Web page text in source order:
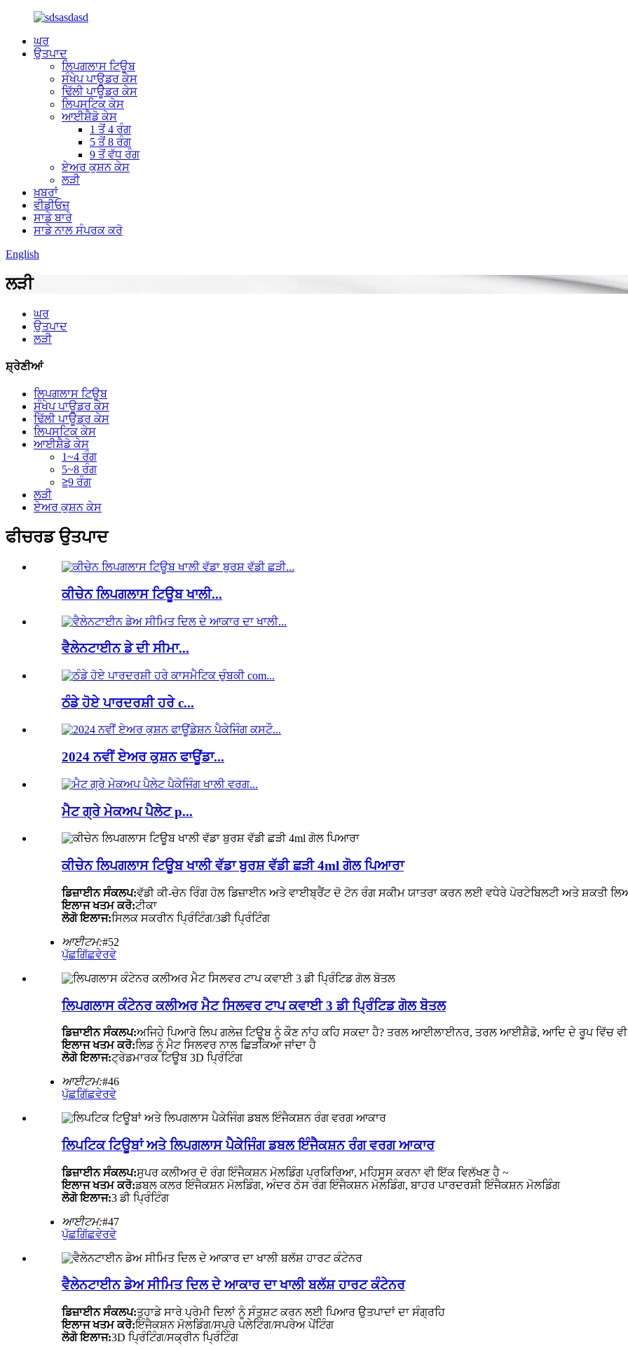
ਘਰ
ਉਤਪਾਦ
ਲਿਪਗਲਾਸ ਟਿਊਬ
ਸੰਖੇਪ ਪਾਊਡਰ ਕੇਸ
ਢਿੱਲੀ ਪਾਊਡਰ ਕੇਸ
ਲਿਪਸਟਿਕ ਕੇਸ
ਆਈਸ਼ੈਡੋ ਕੇਸ
1 ਤੋਂ 4 ਰੰਗ
5 ਤੋਂ 8 ਰੰਗ
9 ਤੋਂ ਵੱਧ ਰੰਗ
ਏਅਰ ਕੁਸ਼ਨ ਕੇਸ
ਲੜੀ
ਖ਼ਬਰਾਂ
ਵੀਡੀਓਜ਼
ਸਾਡੇ ਬਾਰੇ
ਸਾਡੇ ਨਾਲ ਸੰਪਰਕ ਕਰੋ
English
ਲੜੀ
ਘਰ
ਉਤਪਾਦ
ਲੜੀ
ਸ਼੍ਰੇਣੀਆਂ
ਲਿਪਗਲਾਸ ਟਿਊਬ
ਸੰਖੇਪ ਪਾਊਡਰ ਕੇਸ
ਢਿੱਲੀ ਪਾਊਡਰ ਕੇਸ
ਲਿਪਸਟਿਕ ਕੇਸ
ਆਈਸ਼ੈਡੋ ਕੇਸ
1~4 ਰੰਗ
5~8 ਰੰਗ
≧9 ਰੰਗ
ਲੜੀ
ਏਅਰ ਕੁਸ਼ਨ ਕੇਸ
ਫੀਚਰਡ ਉਤਪਾਦ
ਕੀਚੇਨ ਲਿਪਗਲਾਸ ਟਿਊਬ ਖਾਲੀ...
ਵੈਲੇਨਟਾਈਨ ਡੇ ਦੀ ਸੀਮਾ...
ਠੰਡੇ ਹੋਏ ਪਾਰਦਰਸ਼ੀ ਹਰੇ c...
2024 ਨਵੀਂ ਏਅਰ ਕੁਸ਼ਨ ਫਾਊਂਡਾ...
ਮੈਟ ਗ੍ਰੇ ਮੇਕਅਪ ਪੈਲੇਟ p...
ਕੀਚੇਨ ਲਿਪਗਲਾਸ ਟਿਊਬ ਖਾਲੀ ਵੱਡਾ ਬੁਰਸ਼ ਵੱਡੀ ਛੜੀ 4ml ਗੋਲ ਪਿਆਰਾ
ਡਿਜ਼ਾਈਨ ਸੰਕਲਪ:ਵੱਡੀ ਕੀ-ਚੇਨ ਰਿੰਗ ਹੋਲ ਡਿਜ਼ਾਈਨ ਅਤੇ ਵਾਈਬ੍ਰੈਂਟ ਦੋ ਟੋਨ ਰੰਗ ਸਕੀਮ ਯਾਤਰਾ ਕਰਨ ਲਈ ਵਧੇਰੇ ਪੋਰਟੇਬਿਲਟੀ ਅਤੇ ਸ਼ਕਤੀ
ਇਲਾਜ ਖਤਮ ਕਰੋ:ਟੀਕਾ
ਲੋਗੋ ਇਲਾਜ:ਸਿਲਕ ਸਕਰੀਨ ਪ੍ਰਿੰਟਿੰਗ/3ਡੀ ਪ੍ਰਿੰਟਿੰਗ
ਆਈਟਮ:#52
ਪੁੱਛਗਿੱਛਵੇਰਵੇ
ਲਿਪਗਲਾਸ ਕੰਟੇਨਰ ਕਲੀਅਰ ਮੈਟ ਸਿਲਵਰ ਟਾਪ ਕਵਾਈ 3 ਡੀ ਪ੍ਰਿੰਟਿਡ ਗੋਲ ਬੋਤਲ
ਡਿਜ਼ਾਈਨ ਸੰਕਲਪ:ਅਜਿਹੇ ਪਿਆਰੇ ਲਿਪ ਗਲੇਜ਼ ਟਿਊਬ ਨੂੰ ਕੌਣ ਨਾਂਹ ਕਹਿ ਸਕਦਾ ਹੈ? ਤਰਲ ਆਈਲਾਈਨਰ, ਤਰਲ ਆਈਸ਼ੈਡੋ, ਆਦਿ ਦੇ ਰੂਪ ਵਿੱਚ ਵੀ
ਇਲਾਜ ਖਤਮ ਕਰੋ:ਲਿਡ ਨੂੰ ਮੈਟ ਸਿਲਵਰ ਨਾਲ ਛਿੜਕਿਆ ਜਾਂਦਾ ਹੈ
ਲੋਗੋ ਇਲਾਜ:ਟ੍ਰੇਡਮਾਰਕ ਟਿਊਬ 3D ਪ੍ਰਿੰਟਿੰਗ
ਆਈਟਮ:#46
ਪੁੱਛਗਿੱਛਵੇਰਵੇ
ਲਿਪਟਿਕ ਟਿਊਬਾਂ ਅਤੇ ਲਿਪਗਲਾਸ ਪੈਕੇਜਿੰਗ ਡਬਲ ਇੰਜੈਕਸ਼ਨ ਰੰਗ ਵਰਗ ਆਕਾਰ
ਡਿਜ਼ਾਈਨ ਸੰਕਲਪ:ਸੁਪਰ ਕਲੀਅਰ ਦੋ ਰੰਗ ਇੰਜੈਕਸ਼ਨ ਮੋਲਡਿੰਗ ਪ੍ਰਕਿਰਿਆ, ਮਹਿਸੂਸ ਕਰਨਾ ਵੀ ਇੱਕ ਵਿਲੱਖਣ ਹੈ ~
ਇਲਾਜ ਖਤਮ ਕਰੋ:ਡਬਲ ਕਲਰ ਇੰਜੈਕਸ਼ਨ ਮੋਲਡਿੰਗ, ਅੰਦਰ ਠੋਸ ਰੰਗ ਇੰਜੈਕਸ਼ਨ ਮੋਲਡਿੰਗ, ਬਾਹਰ ਪਾਰਦਰਸ਼ੀ ਇੰਜੈਕਸ਼ਨ ਮੋਲਡਿੰਗ
ਲੋਗੋ ਇਲਾਜ:3 ਡੀ ਪ੍ਰਿੰਟਿੰਗ
ਆਈਟਮ:#47
ਪੁੱਛਗਿੱਛਵੇਰਵੇ
ਵੈਲੇਨਟਾਈਨ ਡੇਅ ਸੀਮਿਤ ਦਿਲ ਦੇ ਆਕਾਰ ਦਾ ਖਾਲੀ ਬਲੱਸ਼ ਹਾਰਟ ਕੰਟੇਨਰ
ਡਿਜ਼ਾਈਨ ਸੰਕਲਪ:ਤੁਹਾਡੇ ਸਾਰੇ ਪ੍ਰੇਮੀ ਦਿਲਾਂ ਨੂੰ ਸੰਤੁਸ਼ਟ ਕਰਨ ਲਈ ਪਿਆਰ ਉਤਪਾਦਾਂ ਦਾ ਸੰਗ੍ਰਹਿ
ਇਲਾਜ ਖਤਮ ਕਰੋ:ਇੰਜੈਕਸ਼ਨ ਮੋਲਡਿੰਗ/ਸਪ੍ਰੇ ਪਲੇਟਿੰਗ/ਸਪਰੇਅ ਪੇਂਟਿੰਗ
ਲੋਗੋ ਇਲਾਜ:3D ਪ੍ਰਿੰਟਿੰਗ/ਸਕ੍ਰੀਨ ਪ੍ਰਿੰਟਿੰਗ